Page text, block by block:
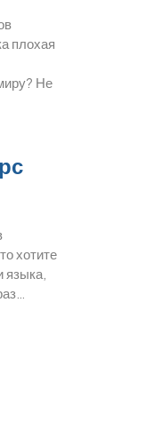
плохая
Не
хотите
языка,